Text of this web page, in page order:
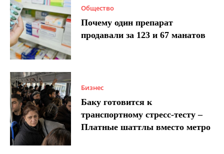
Общество
Почему один препарат
продавали за 123 и 67 манатов
Бизнес
Баку готовится к
транспортному стресс-тесту –
Платные шаттлы вместо метро